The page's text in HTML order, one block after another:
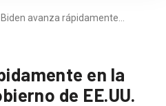
Biden avanza rápidamente…
en la
de EE.UU.